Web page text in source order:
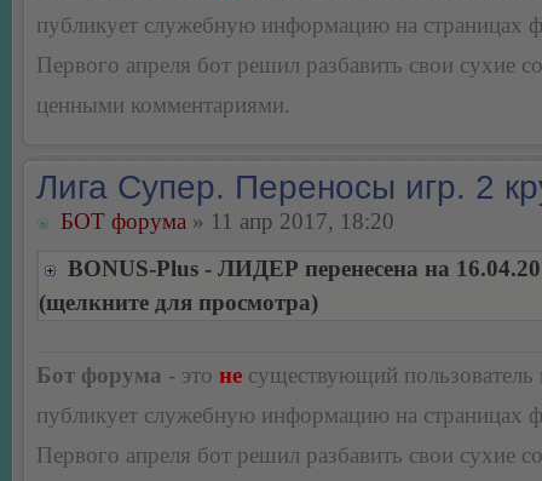
публикует служебную информацию на страницах
Первого апреля бот решил разбавить свои сухие
ценными комментариями.
Лига Супер. Переносы игр. 2
БОТ форума » 11 апр 2017, 18:20
BONUS-Plus - ЛИДЕР перенесена на
(щелкните для просмотра)
Бот форума - это не существующий пользователь
публикует служебную информацию на страницах
Первого апреля бот решил разбавить свои сухие